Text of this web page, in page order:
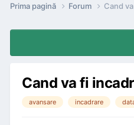
Prima pagină Forum Cand
Cand va fi
avansare incadrare